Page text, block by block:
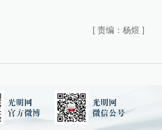
[ 责编：杨煜 ]